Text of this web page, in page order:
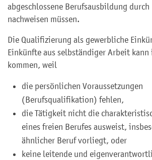
abgeschlossene Berufsausbildung durch
nachweisen müssen.
Die Qualifizierung als gewerbliche
Einkünfte aus selbständiger Arbeit
kommen, weil
die persönlichen Voraussetzungen
(Berufsqualifikation) fehlen,
die Tätigkeit nicht die
eines freien Berufes ausweist,
ähnlicher Beruf vorliegt, oder
keine leitende und